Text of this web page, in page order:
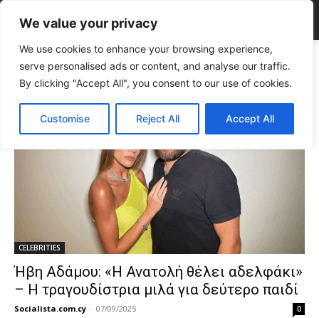
We value your privacy
We use cookies to enhance your browsing experience,
serve personalised ads or content, and analyse our traffic.
By clicking "Accept All", you consent to our use of cookies.
Customise Reject All Accept All
Tags Μιχάλης Κουινέλης
Tag:Μιχάλης Κουινέλης
CELEBRITIES
Ήβη Αδάμου: «Η Ανατολή θέλει αδελφάκι»
– Η τραγουδίστρια μιλά για δεύτερο παιδί
Socialista.com.cy - 07/09/2025 0